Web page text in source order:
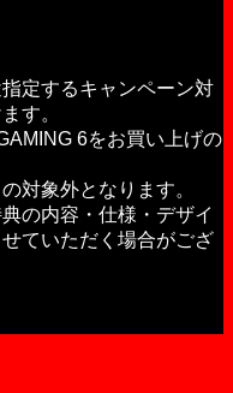
定するキャンペーン対
す。
6をお買い上げの
対象外となります。
の内容・仕様・デザイ
ていただく場合がござ